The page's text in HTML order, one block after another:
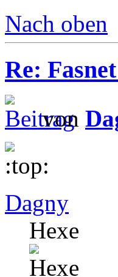
Nach oben
Re:
von
Dagny
Hexe